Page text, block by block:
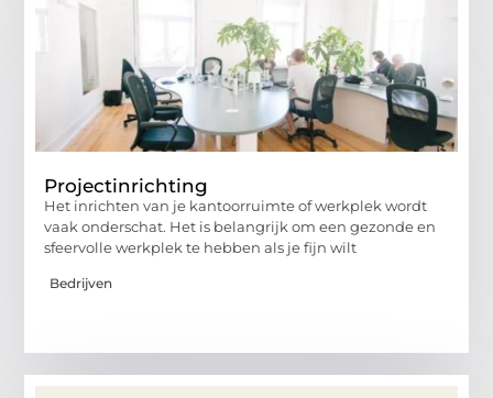
Projectinrichting
Het inrichten van je kantoorruimte of werkplek wordt
vaak onderschat. Het is belangrijk om een gezonde en
sfeervolle werkplek te hebben als je fijn wilt
Bedrijven